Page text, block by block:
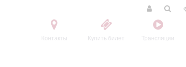
Контакты Купить билет Трансляции